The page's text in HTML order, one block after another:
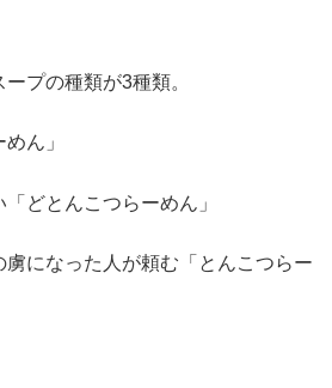
プの種類が3種類。
ん」
どとんこつらーめん」
虜になった人が頼む「とんこつらー